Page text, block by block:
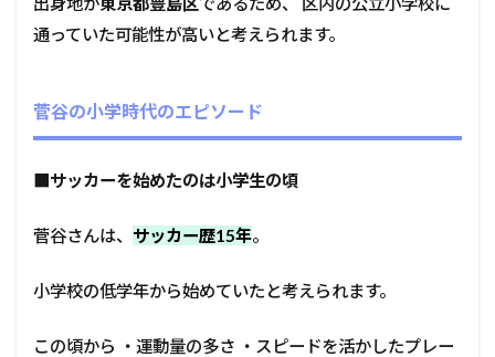
通っていた可能性が高いと考えられます。
菅谷の小学時代のエピソード
■サッカーを始めたのは小学生の頃
菅谷さんは、 サッカー歴15年。
小学校の低学年から始めていたと考えられます。
この頃から ・運動量の多さ ・スピードを活かしたプレー